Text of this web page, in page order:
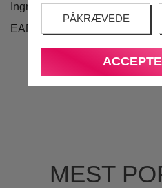
PÅKRÆVEDE
Ingredienser
EAN
MEST